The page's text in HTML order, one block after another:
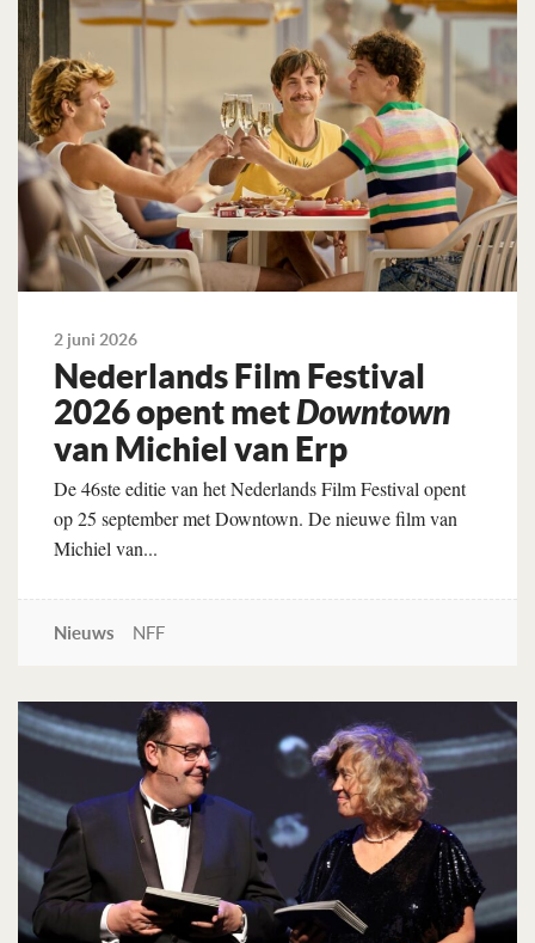
2 juni 2026
Nederlands Film Festival
2026 opent metDowntown
van Michiel van Erp
De 46ste editie van het Nederlands Film Festival opent
op 25 september met Downtown. De nieuwe film van
Michiel van...
Nieuws NFF
Lees verder